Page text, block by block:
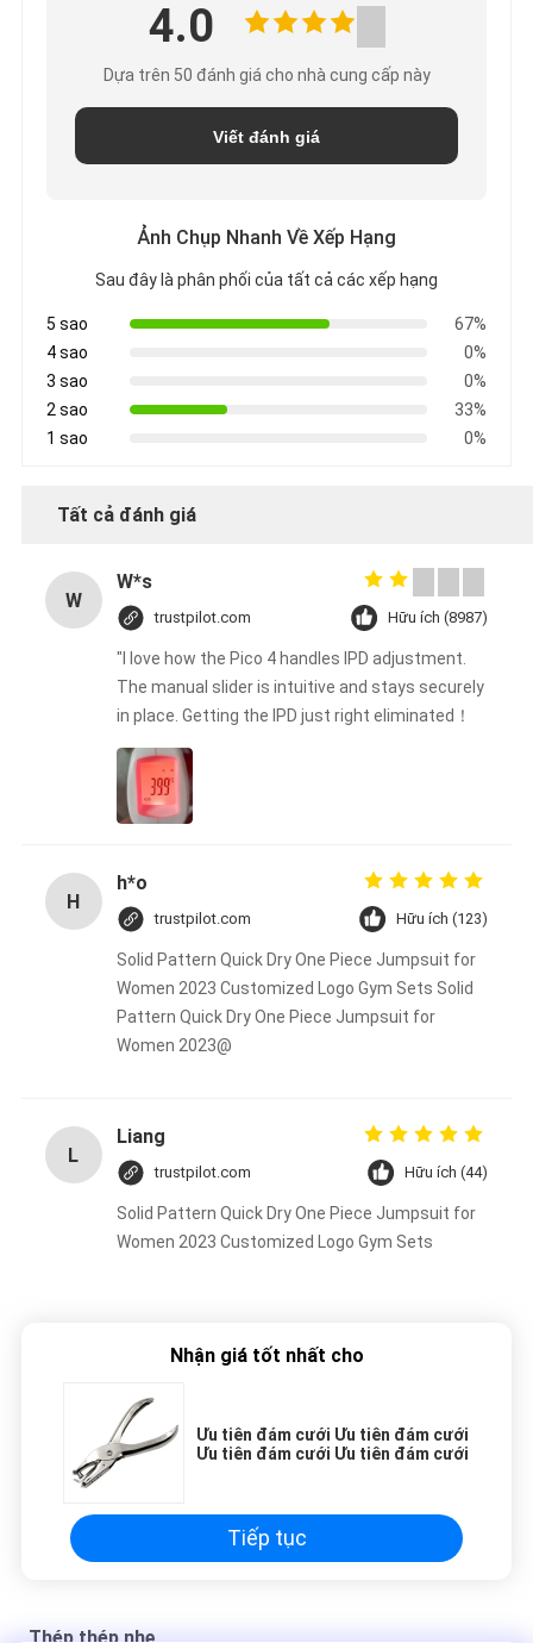
CHÍNH
SÁCH
4.0
Dựa trên 50 đánh giá cho nhà cung cấp này
Viết đánh giá
Ảnh Chụp Nhanh Về Xếp Hạng
Sau đây là phân phối của tất cả các xếp hạng
5 sao
67%
4 sao
0%
3 sao
0%
2 sao
33%
1 sao
0%
Tất cả đánh giá
W
W*s
trustpilot.com Hữu ích (8987)
"I love how the Pico 4 handles IPD adjustment.
The manual slider is intuitive and stays securely
in place. Getting the IPD just right eliminated！
H
h*o
trustpilot.com Hữu ích (123)
Solid Pattern Quick Dry One Piece Jumpsuit for
Women 2023 Customized Logo Gym Sets Solid
Pattern Quick Dry One Piece Jumpsuit for
Women 2023@
L
Liang
trustpilot.com Hữu ích (44)
Solid Pattern Quick Dry One Piece Jumpsuit for
Women 2023 Customized Logo Gym Sets
Nhận giá tốt nhất cho
Ưu tiên đám cưới Ưu tiên đám cưới
Ưu tiên đám cưới Ưu tiên đám cưới
Tiếp tục
Thép thép nhẹ